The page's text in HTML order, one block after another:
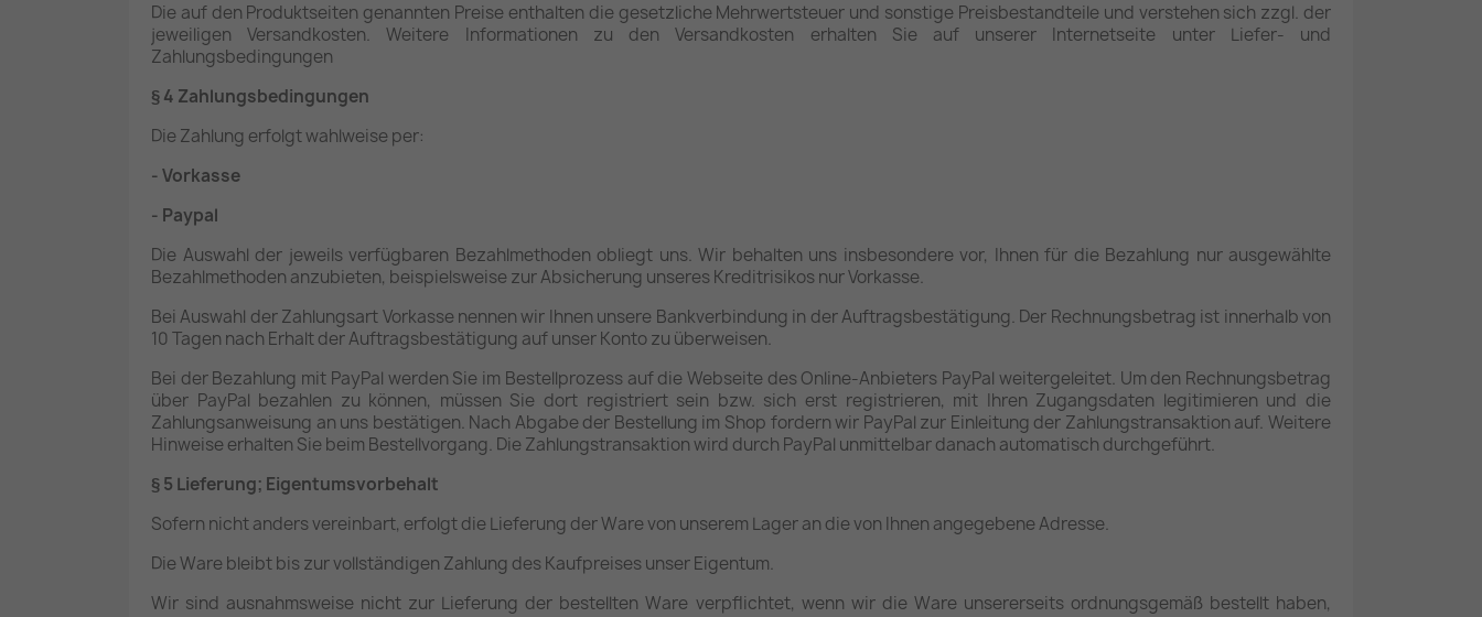
Die auf den Produktseiten genannten Preise enthalten die gesetzliche Mehrwertsteuer und sonstige Preisbestandteile und verstehen sich zzgl. der
jeweiligen Versandkosten. Weitere Informationen zu den Versandkosten erhalten Sie auf unserer Internetseite unter Liefer- und
Zahlungsbedingungen
§ 4 Zahlungsbedingungen
Die Zahlung erfolgt wahlweise per:
- Vorkasse
- Paypal
Die Auswahl der jeweils verfügbaren Bezahlmethoden obliegt uns. Wir behalten uns insbesondere vor, Ihnen für die Bezahlung nur ausgewählte
Bezahlmethoden anzubieten, beispielsweise zur Absicherung unseres Kreditrisikos nur Vorkasse.
Bei Auswahl der Zahlungsart Vorkasse nennen wir Ihnen unsere Bankverbindung in der Auftragsbestätigung. Der Rechnungsbetrag ist innerhalb von
10 Tagen nach Erhalt der Auftragsbestätigung auf unser Konto zu überweisen.
Bei der Bezahlung mit PayPal werden Sie im Bestellprozess auf die Webseite des Online-Anbieters PayPal weitergeleitet. Um den Rechnungsbetrag
über PayPal bezahlen zu können, müssen Sie dort registriert sein bzw. sich erst registrieren, mit Ihren Zugangsdaten legitimieren und die
Zahlungsanweisung an uns bestätigen. Nach Abgabe der Bestellung im Shop fordern wir PayPal zur Einleitung der Zahlungstransaktion auf. Weitere
Hinweise erhalten Sie beim Bestellvorgang. Die Zahlungstransaktion wird durch PayPal unmittelbar danach automatisch durchgeführt.
§ 5 Lieferung; Eigentumsvorbehalt
Sofern nicht anders vereinbart, erfolgt die Lieferung der Ware von unserem Lager an die von Ihnen angegebene Adresse.
Die Ware bleibt bis zur vollständigen Zahlung des Kaufpreises unser Eigentum.
Wir sind ausnahmsweise nicht zur Lieferung der bestellten Ware verpflichtet, wenn wir die Ware unsererseits ordnungsgemäß bestellt haben,